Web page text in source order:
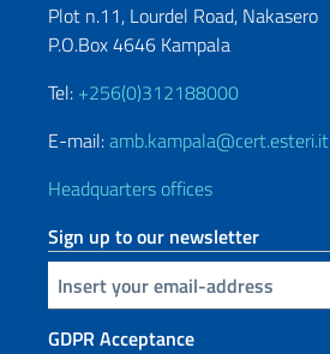
Plot n.11, Lourdel Road, Nakasero
P.O.Box 4646 Kampala
Tel: +256(0)312188000
E-mail:amb.kampala@cert.esteri.it
Headquarters offices
Sign up to our newsletter
Insert your email
GDPR Acceptance